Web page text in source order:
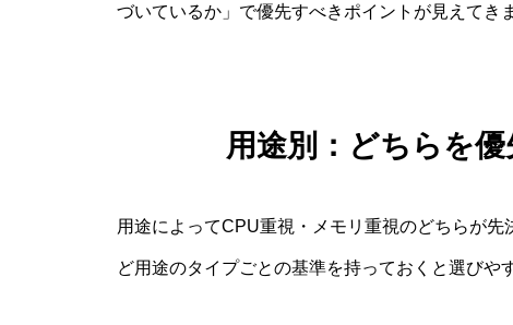
づいているか」で優先すべきポイントが見えてき
用途別：どちらを
用途によってCPU重視・メモリ重視のどちらが
ど用途のタイプごとの基準を持っておくと選びや